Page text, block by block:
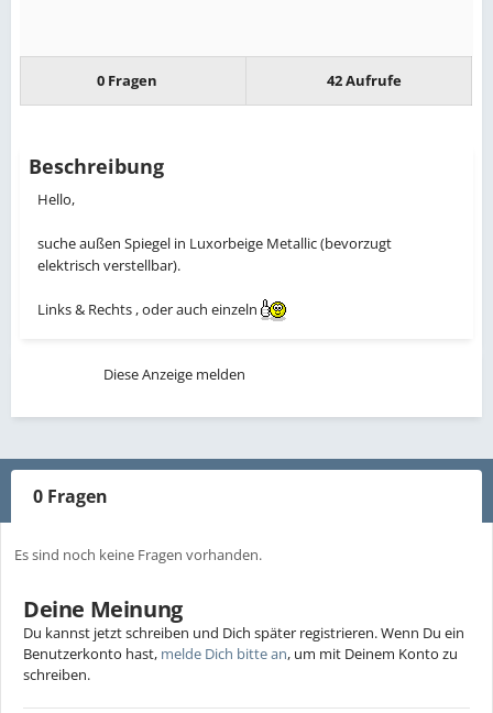
0 Fragen 42 Aufrufe
Beschreibung
Hello,
suche außen Spiegel in Luxorbeige Metallic (bevorzugt
elektrisch verstellbar).
Links & Rechts , oder auch einzeln
Diese Anzeige melden
0 Fragen
Es sind noch keine Fragen vorhanden.
Deine Meinung
Du kannst jetzt schreiben und Dich später registrieren. Wenn Du ein
Benutzerkonto hast, melde Dich bitte an, um mit Deinem Konto zu
schreiben.